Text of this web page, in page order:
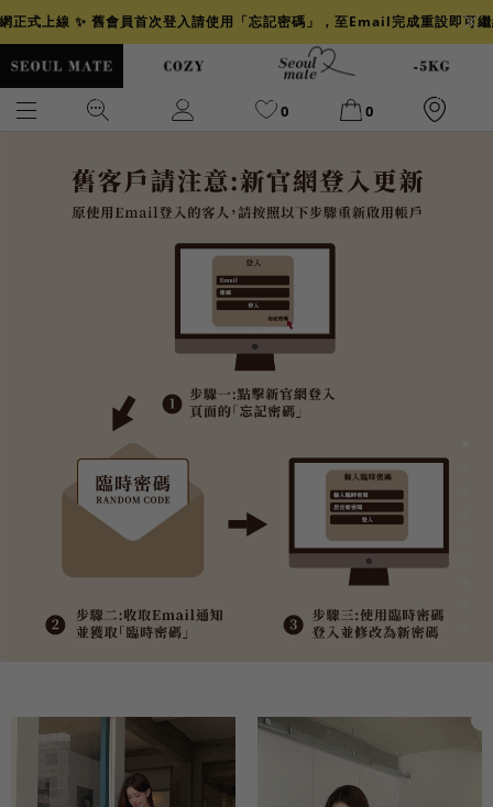
正式上線 ✨ 舊會員首次登入請使用「忘記密碼」，至Email完成重設即可
0 0
小香
牛仔裙